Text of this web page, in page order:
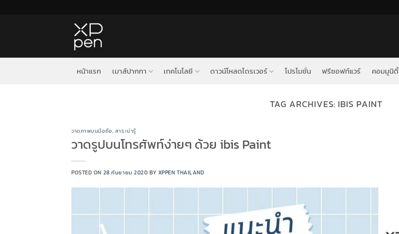
หน้าแรก เมาส์ปากกา เทคโนโลยี ดาวน์โหลดไดรเวอร์ โปรโมชั่น ฟรีซอฟท์แวร์ คอมมูนิตี้
TAG ARCHIVES: IBIS PAINT
วาดภาพบนมือถือ, สาระน่ารู้
วาดรูปบนโทรศัพท์ง่ายๆ ด้วย ibis Paint
POSTED ON 28 กันยายน 2020 BY XPPEN THAILAND